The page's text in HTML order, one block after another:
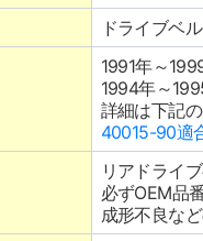
ドライブベ
1991年～
1994年～
詳細は下記
40015-90適
リアドライ
必ずOEM品
成形不良な